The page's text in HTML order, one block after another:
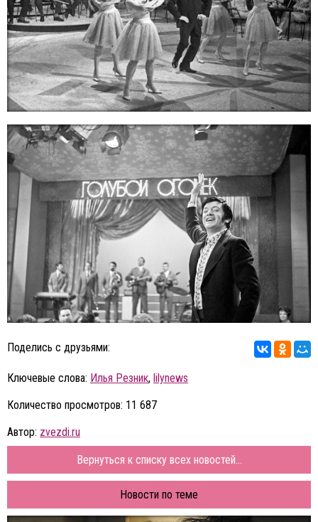
Поделись с друзьями:
Ключевые слова: Илья Резник, lilynews
Количество просмотров: 11 687
Автор: zvezdi.ru
Вернуться к списку всех новостей...
Новости по теме